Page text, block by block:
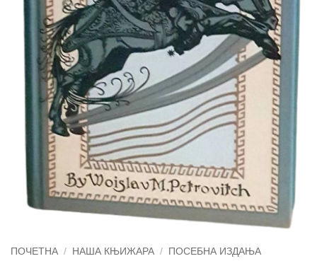
ПОЧЕТНА / НАША КЊИЖАРА / ПОСЕБНА ИЗДАЊА